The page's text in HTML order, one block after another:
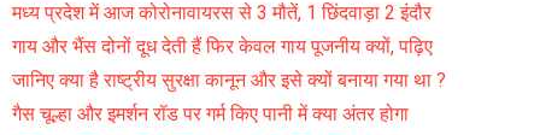
मध्य प्रदेश में आज कोरोनावायरस से 3 मौतें, 1 छिंदवाड़ा 2 इंदौर
गाय और भैंस दोनों दूध देती हैं फिर केवल गाय पूजनीय क्यों, पढ़िए
जानिए क्या है राष्ट्रीय सुरक्षा कानून और इसे क्यों बनाया गया था ?
गैस चूल्हा और इमर्शन रॉड पर गर्म किए पानी में क्या अंतर होगा